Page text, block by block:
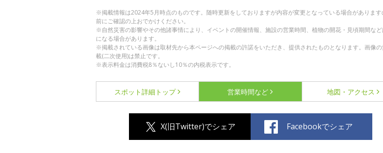
※掲載情報は2024年5月時点のものです。随時更新をしておりますが内容が変更となっている場合がありま
前にご確認の上おでかけください。
※自然災害の影響やその他諸事情により、イベントの開催情報、施設の営業時間、植物の開花・見頃期間な
になる場合があります。
※掲載されている画像は取材先から本ページへの掲載の許諾をいただき、提供されたものとなります。画像
載(二次使用)は禁止です。
※表示料金は消費税8％ないし10％の内税表示です。
スポット詳細 トップ 営業時間など 地図・アクセス
X(旧Twitter)でシェア Facebookでシェア